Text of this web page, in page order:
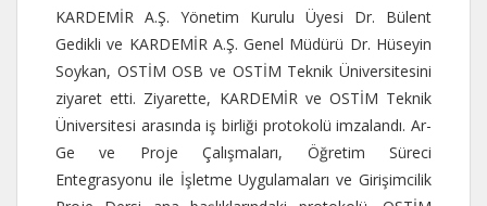
KARDEMİR A.Ş. Yönetim Kurulu Üyesi Dr. Bülent
Gedikli ve KARDEMİR A.Ş. Genel Müdürü Dr. Hüseyin
Soykan, OSTİM OSB ve OSTİM Teknik Üniversitesini
ziyaret etti. Ziyarette, KARDEMİR ve OSTİM Teknik
Üniversitesi arasında iş birliği protokolü imzalandı. Ar-
Ge ve Proje Çalışmaları, Öğretim Süreci
Entegrasyonu ile İşletme Uygulamaları ve Girişimcilik